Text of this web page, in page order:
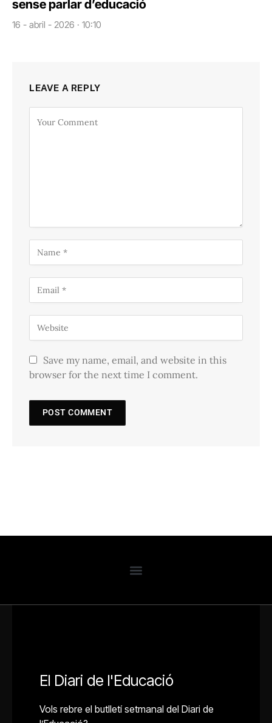
sense parlar d’educació
16 - abril - 2026 · 10:10
LEAVE A REPLY
Save my name, email, and website in this
browser for the next time I comment.